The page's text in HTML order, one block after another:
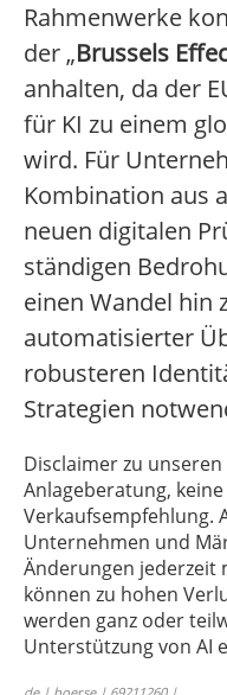
Rahmenwerke
der „Brussels
anhalten, da der
für KI zu einem
wird. Für
Kombination aus
neuen digitalen
ständigen
einen Wandel hin
automatisierter
robusteren
Strategien
Disclaimer zu
Anlageberatung,
Verkaufsempfehlung.
Unternehmen und
Änderungen jederzeit
können zu hohen
werden ganz oder
Unterstützung von AI